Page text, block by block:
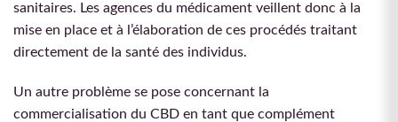
sanitaires. Les agences du médicament veillent donc à la
mise en place et à l’élaboration de ces procédés traitant
directement de la santé des individus.
Un autre problème se pose concernant la
commercialisation du CBD en tant que complément